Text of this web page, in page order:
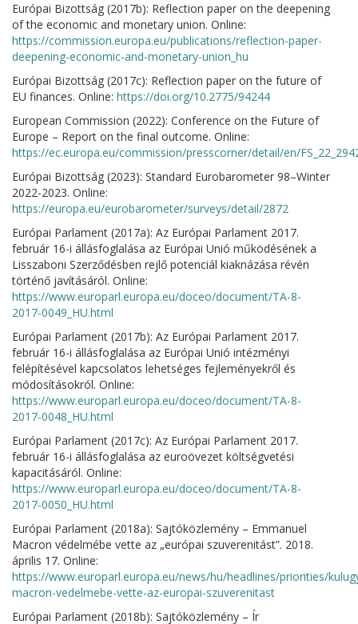
Európai Bizottság (2017b): Reflection paper on the deepening
of the economic and monetary union. Online:
https://commission.europa.eu/publications/reflection-paper-
deepening-economic-and-monetary-union_hu
Európai Bizottság (2017c): Reflection paper on the future of
EU finances. Online: https://doi.org/10.2775/94244
European Commission (2022): Conference on the Future of
Europe – Report on the final outcome. Online:
https://ec.europa.eu/commission/presscorner/detail/en/
Európai Bizottság (2023): Standard Eurobarometer 98–Winter
2022-2023. Online:
https://europa.eu/eurobarometer/surveys/detail/2872
Európai Parlament (2017a): Az Európai Parlament 2017.
február 16-i állásfoglalása az Európai Unió működésének a
Lisszaboni Szerződésben rejlő potenciál kiaknázása révén
történő javításáról. Online:
https://www.europarl.europa.eu/doceo/document/TA-8-
2017-0049_HU.html
Európai Parlament (2017b): Az Európai Parlament 2017.
február 16-i állásfoglalása az Európai Unió intézményi
felépítésével kapcsolatos lehetséges fejleményekről és
módosításokról. Online:
https://www.europarl.europa.eu/doceo/document/TA-8-
2017-0048_HU.html
Európai Parlament (2017c): Az Európai Parlament 2017.
február 16-i állásfoglalása az euroövezet költségvetési
kapacitásáról. Online:
https://www.europarl.europa.eu/doceo/document/TA-8-
2017-0050_HU.html
Európai Parlament (2018a): Sajtóközlemény – Emmanuel
Macron védelmébe vette az „európai szuverenitást”. 2018.
április 17. Online:
https://www.europarl.europa.eu/news/hu/headlines/priorities/
macron-vedelmebe-vette-az-europai-szuverenitast
Európai Parlament (2018b): Sajtóközlemény – Ír